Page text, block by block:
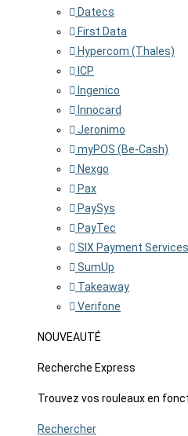
Datecs
First Data
Hypercom (Thales)
ICP
Ingenico
Innocard
Jeronimo
myPOS (Be-Cash)
Nexgo
Pax
PaySys
PayTec
SIX Payment
SumUp
Takeaway
Verifone
NOUVEAUTÉ
Recherche Express
Trouvez vos rouleaux en
Rechercher